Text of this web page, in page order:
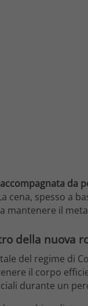
da
cena, spesso a
mantenere il
della nuova
del regime di
il corpo
durante un